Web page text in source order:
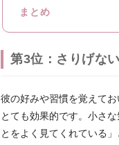
まとめ
第3位：さりげな
彼の好みや習慣を覚えて
とても効果的です。小さ
とをよく見てくれている